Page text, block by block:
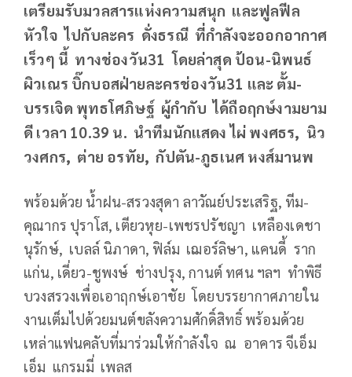
เตรียมรับมวลสารแห่งความสนุก และฟูลฟีล
หัวใจ ไปกับละคร ดั่งธรณี ที่กำลังจะออกอากาศ
เร็วๆ นี้ ทางช่องวัน31 โดยล่าสุด ป้อน-นิพนธ์
ผิวเณร บิ๊กบอสฝ่ายละครช่องวัน31 และ ตั้ม-
บรรเจิด พุทธโศภิษฐ์ ผู้กำกับ ได้ถือฤกษ์งามยาม
ดี เวลา 10.39 น. นำทีมนักแสดง ไผ่ พงศธร, นิว
วงศกร, ต่าย อรทัย, กัปตัน-ภูธเนศ หงส์มานพ
พร้อมด้วย น้ำฝน-สรวงสุดา ลาวัณย์ประเสริฐ, ทีม-
คุณากร ปุราโส, เตียวหุย-เพชรปรัชญา เหลืองเดชา
นุรักษ์, เบลล์ นิภาดา, ฟิล์ม เฌอร์ลิษา, แคนดี้ ราก
แก่น, เดี่ยว-ชูพงษ์ ช่างปรุง, กานต์ ทศน ฯลฯ ทำพิธี
บวงสรวงเพื่อเอาฤกษ์เอาชัย โดยบรรยากาศภายใน
งานเต็มไปด้วยมนต์ขลังความศักดิ์สิทธิ์ พร้อมด้วย
เหล่าแฟนคลับที่มาร่วมให้กำลังใจ ณ อาคาร จีเอ็ม
เอ็ม แกรมมี่ เพลส